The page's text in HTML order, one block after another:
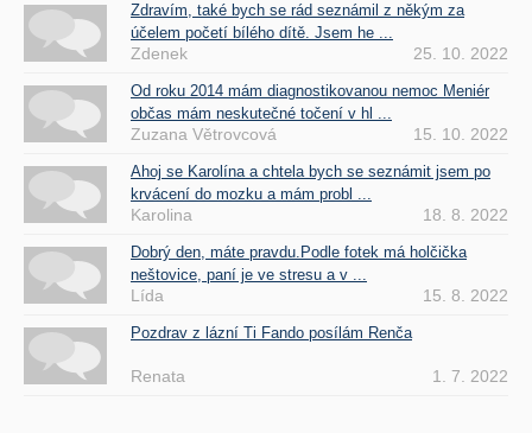
Zdravím, také bych se rád seznámil z někým za
účelem početí bílého dítě. Jsem he ...
Zdenek 25. 10. 2022
Od roku 2014 mám diagnostikovanou nemoc Meniér
občas mám neskutečné točení v hl ...
Zuzana Větrovcová 15. 10. 2022
Ahoj se Karolína a chtela bych se seznámit jsem po
krvácení do mozku a mám probl ...
Karolina 18. 8. 2022
Dobrý den, máte pravdu.Podle fotek má holčička
neštovice, paní je ve stresu a v ...
Lída 15. 8. 2022
Pozdrav z lázní Ti Fando posílám Renča
Renata 1. 7. 2022